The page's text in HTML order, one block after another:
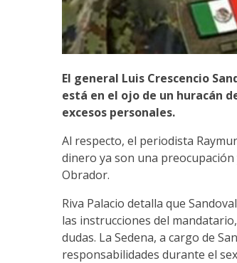
El general Luis Crescencio
está en el ojo de un huracán
excesos personales.
Al respecto, el periodista
dinero ya son una
Obrador.
Riva Palacio detalla que
las instrucciones del
dudas. La Sedena, a cargo de
responsabilidades durante el